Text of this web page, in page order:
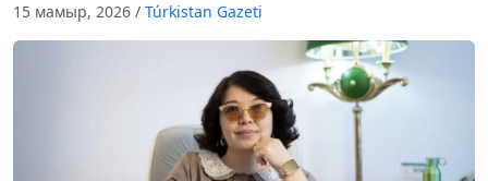
15 мамыр, 2026 / Túrkistan Gazeti